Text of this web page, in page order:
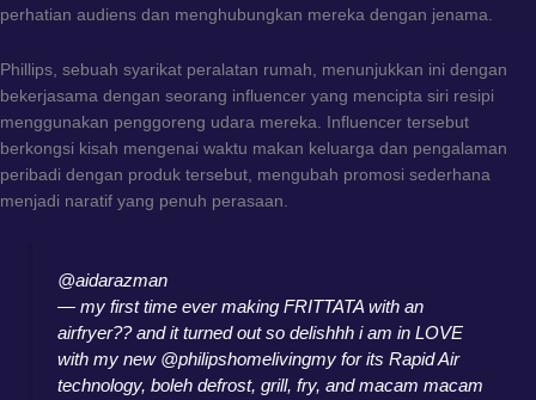
perhatian audiens dan menghubungkan mereka dengan jenama.
Phillips, sebuah syarikat peralatan rumah, menunjukkan ini dengan
bekerjasama dengan seorang influencer yang mencipta siri resipi
menggunakan penggoreng udara mereka. Influencer tersebut
berkongsi kisah mengenai waktu makan keluarga dan pengalaman
peribadi dengan produk tersebut, mengubah promosi sederhana
menjadi naratif yang penuh perasaan.
@aidarazman
— my first time ever making FRITTATA with an
airfryer?? and it turned out so delishhh i am in LOVE
with my new @philipshomelivingmy for its Rapid Air
technology, boleh defrost, grill, fry, and macam macam